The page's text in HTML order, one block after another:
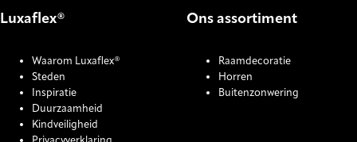
Luxaflex®
Waarom Luxaflex®
Steden
Inspiratie
Duurzaamheid
Kindveiligheid
Ons assortiment
Raamdecoratie
Horren
Buitenzonwering